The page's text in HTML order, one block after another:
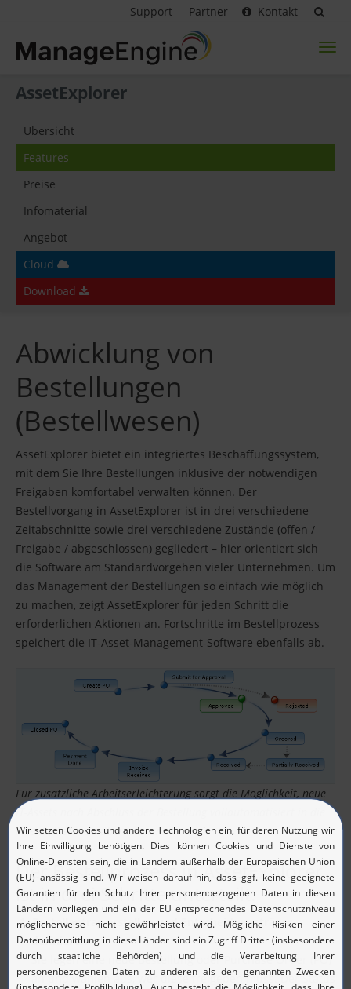
Support Partner Kontakt
AssetExplorer
Übersicht
Features
Preise
Infomaterial
Angebot
Cloud
Download
Abwicklung von
Bestellungen
(Bestellwesen)
AssetExplorer bietet ein integriertes Beschaffungssystem,
mit dem Sie Ihre Bestellungen inklusive der notwendigen
Freigaben komfortabel verwalten können. Der
Bestellvorgang in AssetExplorer ist in drei verschiedene
Zeitabschnitte sowie drei verschiedene Zustände (offen /
Freigabe / abgeschlossen) gegliedert – hier orientiert sich
die Software am Standardvorgehen vieler Unternehmen. Um
das Management der Bestellungen so einfach wie möglich
zu machen, zeigt AssetExplorer für jeden Schritt die
erforderlichen Aktionen an. Fortschritte im Bestellprozess
speichert die IT-Asset-Management-Software ebenfalls ab.
Für zusätzliche Arbeitserleichterung sorgt die Möglichkeit, neue
IT-Assets nach Abschluss der Bestellung vollautomatisiert in die
Inventarlisten zu übernehmen.
Der Bestellprozess in AssetExplorer
ist in drei Schritte unterteilt:
Bestellantrag erstellen und Entscheidungsträger
definieren:
Sie legen eine neue Bestellung oder Purchase Order (PO)
an und wählen aus, wer diese freigeben muss. Der Status